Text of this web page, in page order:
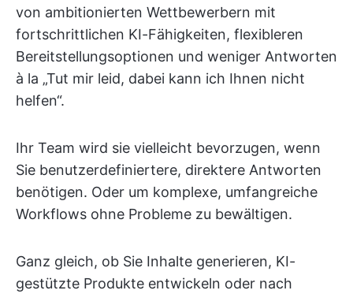
von ambitionierten Wettbewerbern mit
fortschrittlichen KI-Fähigkeiten, flexibleren
Bereitstellungsoptionen und weniger Antworten
à la „Tut mir leid, dabei kann ich Ihnen nicht
helfen“.
Ihr Team wird sie vielleicht bevorzugen, wenn
Sie benutzerdefiniertere, direktere Antworten
benötigen. Oder um komplexe, umfangreiche
Workflows ohne Probleme zu bewältigen.
Ganz gleich, ob Sie Inhalte generieren, KI-
gestützte Produkte entwickeln oder nach